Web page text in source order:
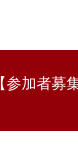
【参加者募